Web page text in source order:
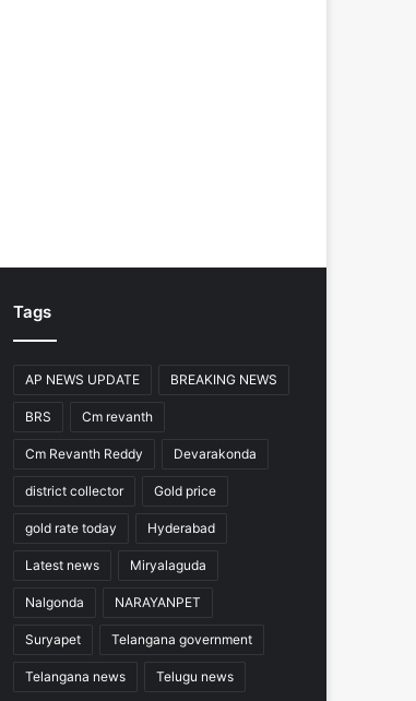
Tags
AP NEWS UPDATE BREAKING NEWS
BRS Cm revanth
Cm Revanth Reddy Devarakonda
district collector Gold price
gold rate today Hyderabad
Latest news Miryalaguda
Nalgonda NARAYANPET
Suryapet Telangana government
Telangana news Telugu news